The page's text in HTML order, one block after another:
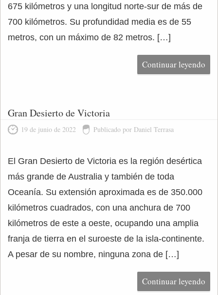
675 kilómetros y una longitud norte-sur de más de
700 kilómetros. Su profundidad media es de 55
metros, con un máximo de 82 metros. […]
Continuar leyendo
Gran Desierto de Victoria
19 de junio de 2022 Publicado por Daniel Terrasa
El Gran Desierto de Victoria es la región desértica
más grande de Australia y también de toda
Oceanía. Su extensión aproximada es de 350.000
kilómetros cuadrados, con una anchura de 700
kilómetros de este a oeste, ocupando una amplia
franja de tierra en el suroeste de la isla-continente.
A pesar de su nombre, ninguna zona de […]
Continuar leyendo